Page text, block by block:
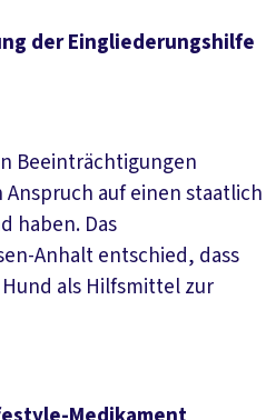
der Eingliederungshilfe
Beeinträchtigungen
auf einen staatlich
haben. Das
Anhalt entschied, dass
als Hilfsmittel zur